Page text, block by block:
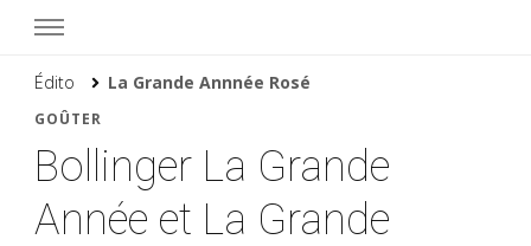
Édito La Grande Annnée Rosé
GOÛTER
Bollinger La Grande
Année et La Grande